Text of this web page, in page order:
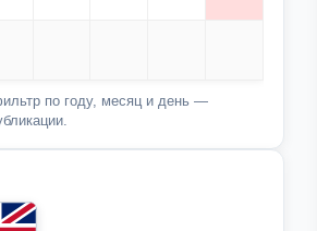
по году, месяц и день —